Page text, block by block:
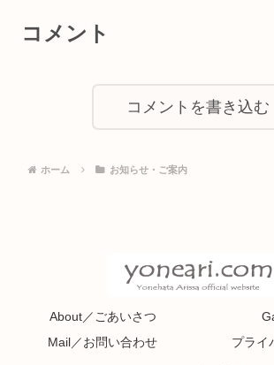
コメント
コメントを書き込む
ホーム お知らせ・ご案内
About／ごあいさつ
Mail／お問い合わせ
プライ